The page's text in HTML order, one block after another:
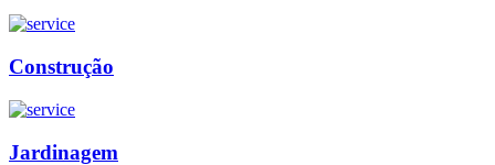
Construção
Jardinagem